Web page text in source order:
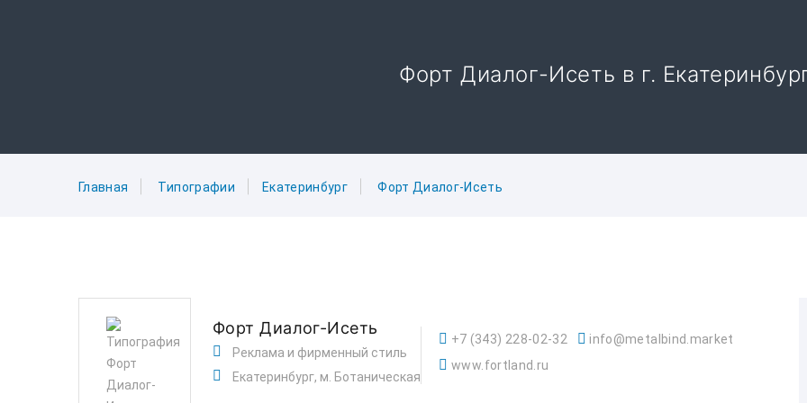
Форт Диалог-Исеть в г.
Главная Типографии Екатеринбург Форт Диалог-Исеть
Форт Диалог-Исеть
Реклама и фирменный стиль
Екатеринбург, м. Ботаническая
+7 (343) 228-02-32
info@metalbind.market
www.fortland.ru